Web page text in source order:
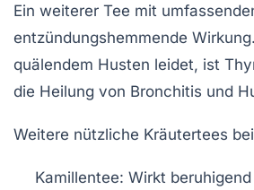
Ein weiterer Tee mit
entzündungshemmende
quälendem Husten leidet, ist
die Heilung von Bronchitis und
Weitere nützliche Kräutertees
Kamillentee: Wirkt